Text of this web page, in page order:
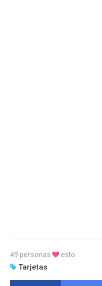
49 personas esto
Tarjetas